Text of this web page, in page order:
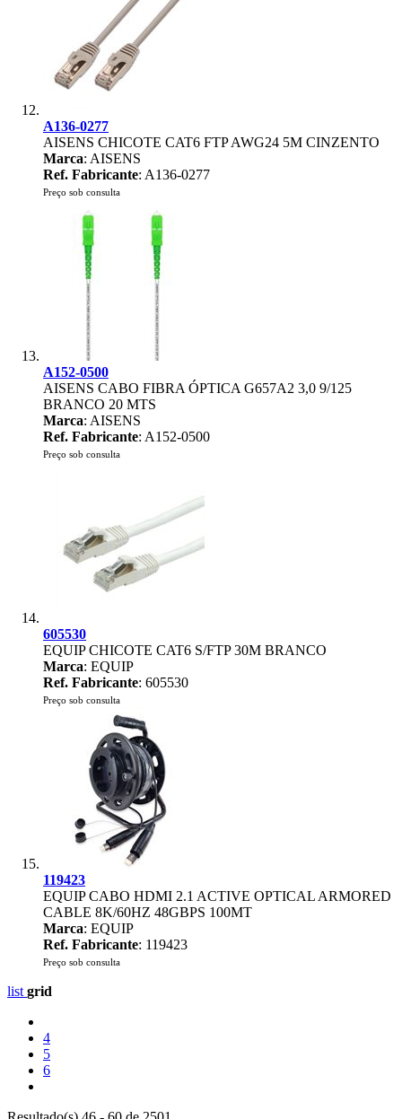
A136-0277
AISENS CHICOTE CAT6 FTP AWG24 5M CINZENTO
Marca: AISENS
Ref. Fabricante: A136-0277
Preço sob consulta
A152-0500
AISENS CABO FIBRA ÓPTICA G657A2 3,0 9/125
BRANCO 20 MTS
Marca: AISENS
Ref. Fabricante: A152-0500
Preço sob consulta
605530
EQUIP CHICOTE CAT6 S/FTP 30M BRANCO
Marca: EQUIP
Ref. Fabricante: 605530
Preço sob consulta
119423
EQUIP CABO HDMI 2.1 ACTIVE OPTICAL ARMORED
CABLE 8K/60HZ 48GBPS 100MT
Marca: EQUIP
Ref. Fabricante: 119423
Preço sob consulta
list grid
4
5
6